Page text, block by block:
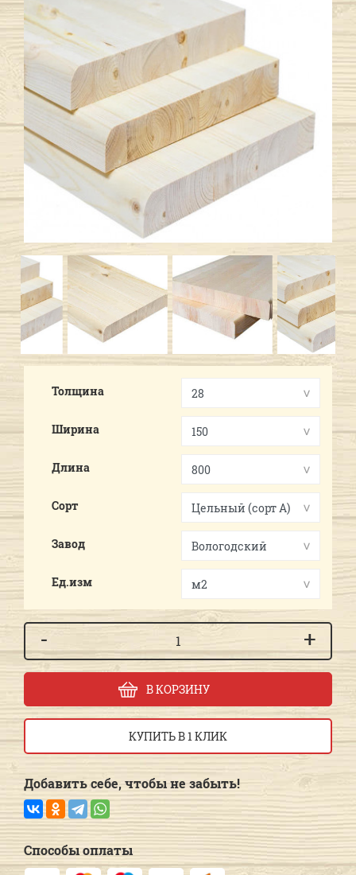
Previous Next
Толщина
Ширина
Длина
Сорт
Завод
Ед.изм
- +
В КОРЗИНУ
КУПИТЬ В 1 КЛИК
Добавить себе, чтобы не забыть!
Способы оплаты
00 23 99
Выбрать удобное время звонка